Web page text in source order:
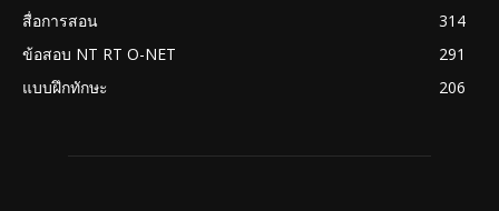
สื่อการสอน
314
ข้อสอบ NT RT O-NET
291
แบบฝึกทักษะ
206